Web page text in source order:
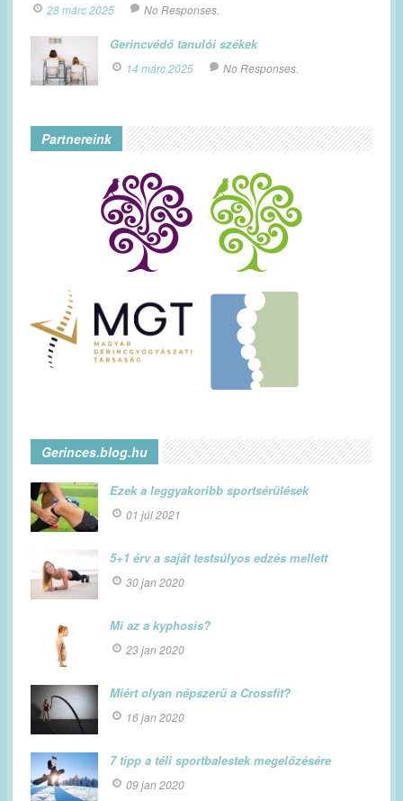
28 márc 2025 No Responses.
Gerincvédő tanulói székek
14 márc 2025 No Responses.
Partnereink
Gerinces.blog.hu
Ezek a leggyakoribb sportsérülések
01 júl 2021
5+1 érv a saját testsúlyos edzés mellett
30 jan 2020
Mi az a kyphosis?
23 jan 2020
Miért olyan népszerű a Crossfit?
16 jan 2020
7 tipp a téli sportbalestek megelőzésére
09 jan 2020